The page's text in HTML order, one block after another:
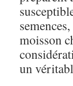
moisson
un